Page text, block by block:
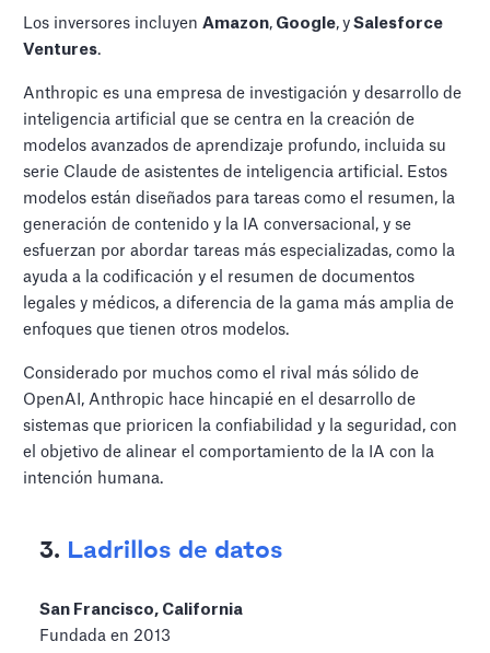
Los inversores incluyenAmazon, Google, y Salesforce
Ventures.
Anthropic es una empresa de investigación y desarrollo de
inteligencia artificial que se centra en la creación de
modelos avanzados de aprendizaje profundo, incluida su
serie Claude de asistentes de inteligencia artificial. Estos
modelos están diseñados para tareas como el resumen, la
generación de contenido y la IA conversacional, y se
esfuerzan por abordar tareas más especializadas, como la
ayuda a la codificación y el resumen de documentos
legales y médicos, a diferencia de la gama más amplia de
enfoques que tienen otros modelos.
Considerado por muchos como el rival más sólido de
OpenAI, Anthropic hace hincapié en el desarrollo de
sistemas que prioricen la confiabilidad y la seguridad, con
el objetivo de alinear el comportamiento de la IA con la
intención humana.
3. Ladrillos de datos
San Francisco, California
Fundada en 2013